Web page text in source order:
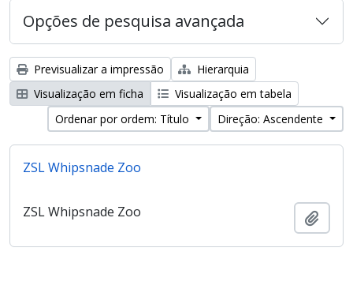
Opções de pesquisa avançada
Previsualizar a impressão
Hierarquia
Visualização em ficha
Visualização em tabela
Ordenar por ordem: Título
Direção: Ascendente
ZSL Whipsnade Zoo
ZSL Whipsnade Zoo